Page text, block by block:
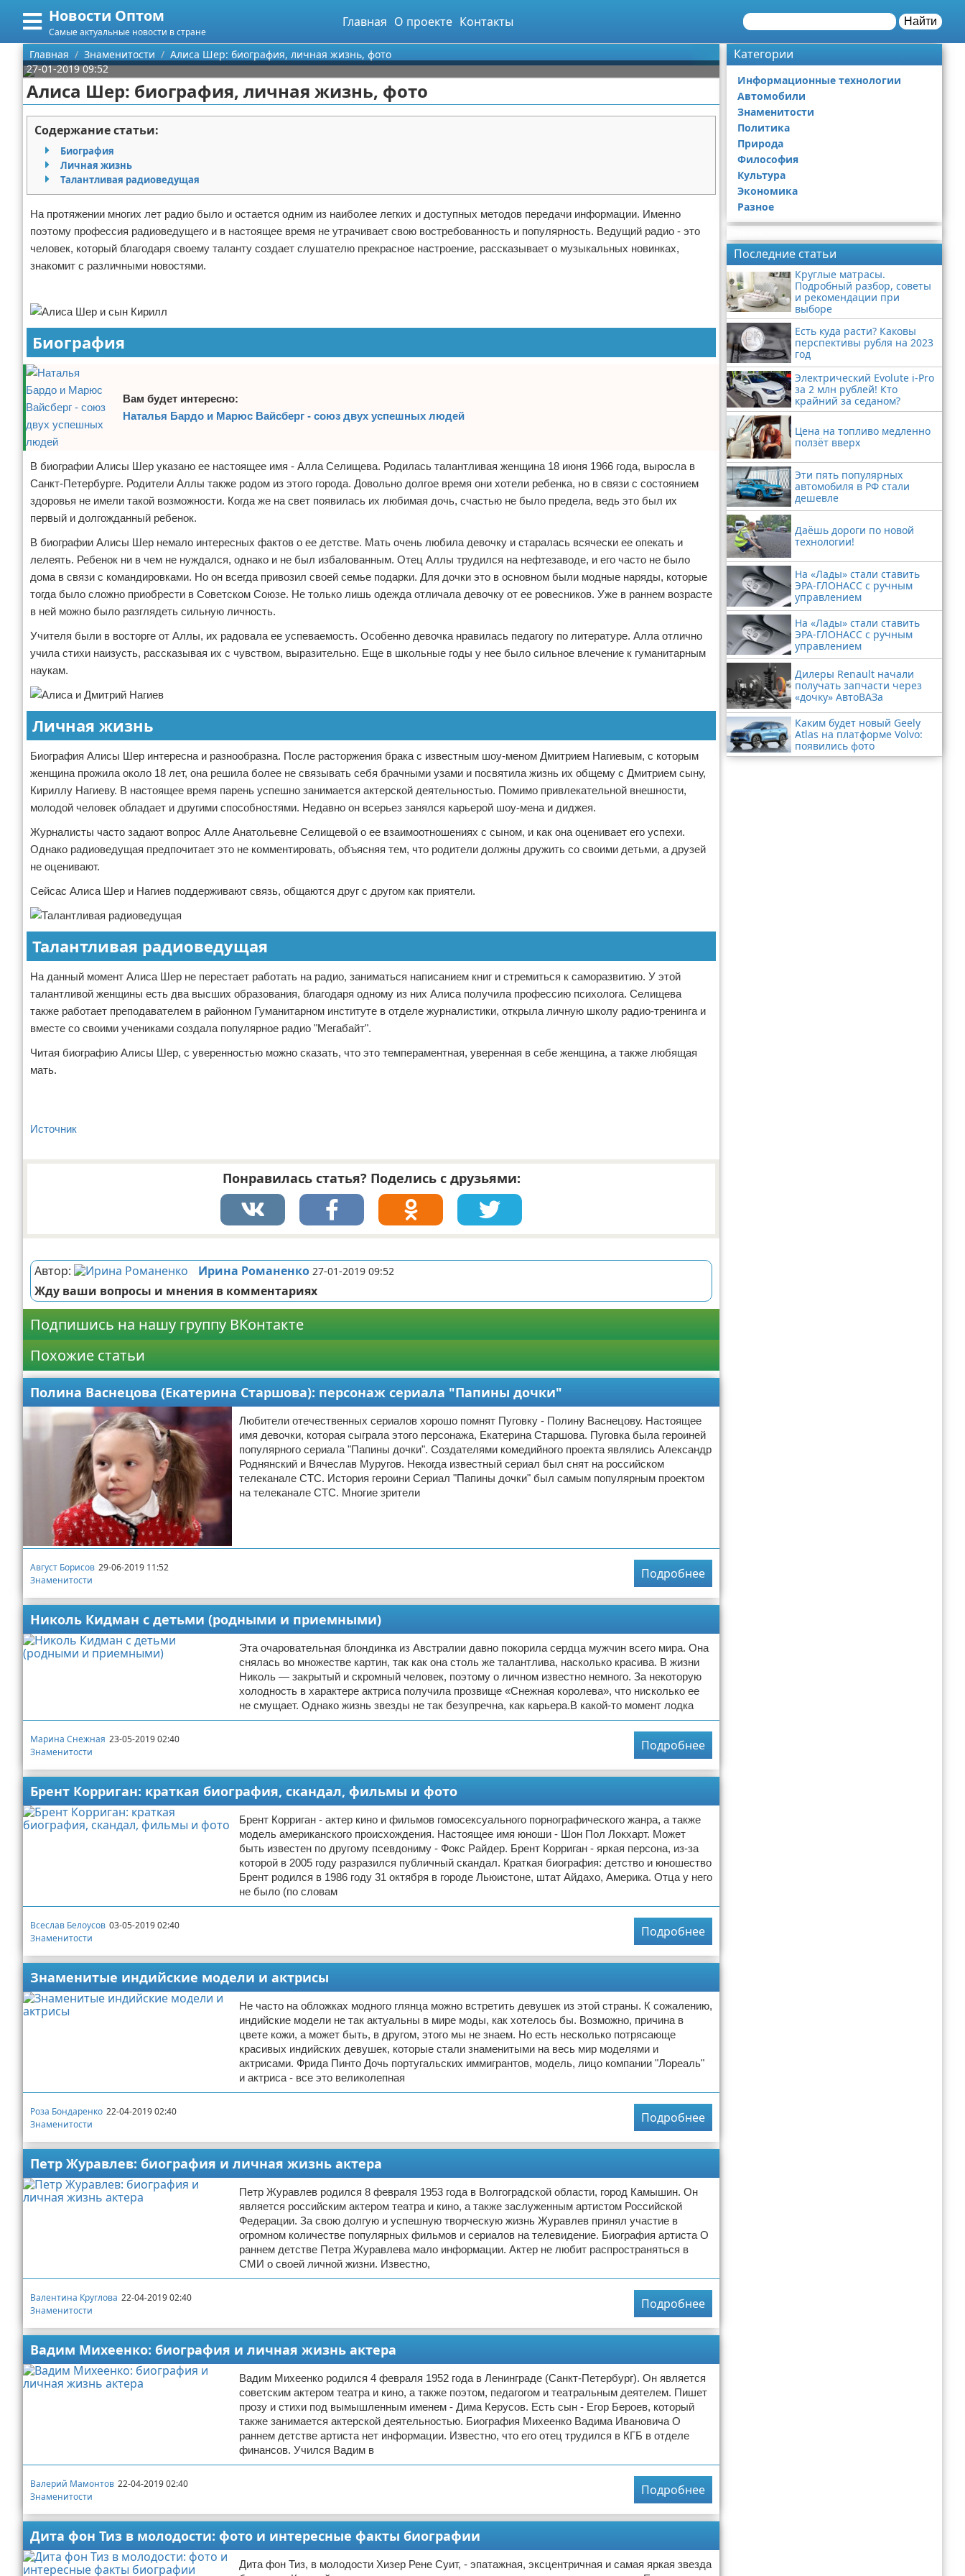
Новости Оптом
Самые актуальные новости в стране
Главная О проекте Контакты Найти
Меню
Главная
Категории
Информационные технологии
Автомобили
Знаменитости
Политика
Природа
Культура
Экономика
Разное
Поиск
О проекте
Контакты
Сотрудничество
Размещение рекламы
Для правообладателей
Условия предоставления информации
Отказ от ответственности
Главная Знаменитости
Алиса Шер: биография, личная жизнь, фото
27-01-2019 09:52
Алиса Шер: биография, личная жизнь, фото
Содержание статьи:
Биография
Личная жизнь
Талантливая радиоведущая
На протяжении многих лет радио было и остается одним из наиболее легких и доступных методов передачи информации. Именно
поэтому профессия радиоведущего и в настоящее время не утрачивает свою востребованность и популярность. Ведущий радио - это
человек, который благодаря своему таланту создает слушателю прекрасное настроение, рассказывает о музыкальных новинках,
знакомит с различными новостями.
Биография
Вам будет интересно:
Наталья Бардо и Марюс Вайсберг - союз двух успешных людей
В биографии Алисы Шер указано ее настоящее имя - Алла Селищева. Родилась талантливая женщина 18 июня 1966 года, выросла в
Санкт-Петербурге. Родители Аллы также родом из этого города. Довольно долгое время они хотели ребенка, но в связи с состоянием
здоровья не имели такой возможности. Когда же на свет появилась их любимая дочь, счастью не было предела, ведь это был их
первый и долгожданный ребенок.
В биографии Алисы Шер немало интересных фактов о ее детстве. Мать очень любила девочку и старалась всячески ее опекать и
лелеять. Ребенок ни в чем не нуждался, однако и не был избалованным. Отец Аллы трудился на нефтезаводе, и его часто не было
дома в связи с командировками. Но он всегда привозил своей семье подарки. Для дочки это в основном были модные наряды, которые
тогда было сложно приобрести в Советском Союзе. Не только лишь одежда отличала девочку от ее ровесников. Уже в раннем возрасте
в ней можно было разглядеть сильную личность.
Учителя были в восторге от Аллы, их радовала ее успеваемость. Особенно девочка нравилась педагогу по литературе. Алла отлично
учила стихи наизусть, рассказывая их с чувством, выразительно. Еще в школьные годы у нее было сильное влечение к гуманитарным
наукам.
Личная жизнь
Биография Алисы Шер интересна и разнообразна. После расторжения брака с известным шоу-меном Дмитрием Нагиевым, с которым
женщина прожила около 18 лет, она решила более не связывать себя брачными узами и посвятила жизнь их общему с Дмитрием сыну,
Кириллу Нагиеву. В настоящее время парень успешно занимается актерской деятельностью. Помимо привлекательной внешности,
молодой человек обладает и другими способностями. Недавно он всерьез занялся карьерой шоу-мена и диджея.
Журналисты часто задают вопрос Алле Анатольевне Селищевой о ее взаимоотношениях с сыном, и как она оценивает его успехи.
Однако радиоведущая предпочитает это не комментировать, объясняя тем, что родители должны дружить со своими детьми, а друзей
не оценивают.
Сейсас Алиса Шер и Нагиев поддерживают связь, общаются друг с другом как приятели.
Талантливая радиоведущая
На данный момент Алиса Шер не перестает работать на радио, заниматься написанием книг и стремиться к саморазвитию. У этой
талантливой женщины есть два высших образования, благодаря одному из них Алиса получила профессию психолога. Селищева
также работает преподавателем в районном Гуманитарном институте в отделе журналистики, открыла личную школу радио-тренинга и
вместе со своими учениками создала популярное радио "Мегабайт".
Читая биографию Алисы Шер, с уверенностью можно сказать, что это темпераментная, уверенная в себе женщина, а также любящая
мать.
Источник
Понравилась статья? Поделись с друзьями:
Автор: Ирина Романенко 27-01-2019 09:52
Жду ваши вопросы и мнения в комментариях
Подпишись на нашу группу ВКонтакте
Похожие статьи
Полина Васнецова (Екатерина Старшова): персонаж сериала "Папины дочки"
Любители отечественных сериалов хорошо помнят Пуговку - Полину Васнецову. Настоящее
имя девочки, которая сыграла этого персонажа, Екатерина Старшова. Пуговка была героиней
популярного сериала "Папины дочки". Создателями комедийного проекта являлись Александр
Роднянский и Вячеслав Муругов. Некогда известный сериал был снят на российском
телеканале СТС. История героини Сериал "Папины дочки" был самым популярным проектом
на телеканале СТС. Многие зрители
Август Борисов 29-06-2019 11:52
Знаменитости
Подробнее
Николь Кидман с детьми (родными и приемными)
Эта очаровательная блондинка из Австралии давно покорила сердца мужчин всего мира. Она
снялась во множестве картин, так как она столь же талантлива, насколько красива. В жизни
Николь — закрытый и скромный человек, поэтому о личном известно немного. За некоторую
холодность в характере актриса получила прозвище «Снежная королева», что нисколько ее
не смущает. Однако жизнь звезды не так безупречна, как карьера.В какой-то момент лодка
Марина Снежная 23-05-2019 02:40
Знаменитости
Подробнее
Брент Корриган: краткая биография, скандал, фильмы и фото
Брент Корриган - актер кино и фильмов гомосексуального порнографического жанра, а также
модель американского происхождения. Настоящее имя юноши - Шон Пол Локхарт. Может
быть известен по другому псевдониму - Фокс Райдер. Брент Корриган - яркая персона, из-за
которой в 2005 году разразился публичный скандал. Краткая биография: детство и юношество
Брент родился в 1986 году 31 октября в городе Льюистоне, штат Айдахо, Америка. Отца у него
не было (по словам
Всеслав Белоусов 03-05-2019 02:40
Знаменитости
Подробнее
Знаменитые индийские модели и актрисы
Не часто на обложках модного глянца можно встретить девушек из этой страны. К сожалению,
индийские модели не так актуальны в мире моды, как хотелось бы. Возможно, причина в
цвете кожи, а может быть, в другом, этого мы не знаем. Но есть несколько потрясающе
красивых индийских девушек, которые стали знаменитыми на весь мир моделями и
актрисами. Фрида Пинто Дочь португальских иммигрантов, модель, лицо компании "Лореаль"
и актриса - все это великолепная
Роза Бондаренко 22-04-2019 02:40
Знаменитости
Подробнее
Петр Журавлев: биография и личная жизнь актера
Петр Журавлев родился 8 февраля 1953 года в Волгоградской области, город Камышин. Он
является российским актером театра и кино, а также заслуженным артистом Российской
Федерации. За свою долгую и успешную творческую жизнь Журавлев принял участие в
огромном количестве популярных фильмов и сериалов на телевидение. Биография артиста О
раннем детстве Петра Журавлева мало информации. Актер не любит распространяться в
СМИ о своей личной жизни. Известно,
Валентина Круглова 22-04-2019 02:40
Знаменитости
Подробнее
Вадим Михеенко: биография и личная жизнь актера
Вадим Михеенко родился 4 февраля 1952 года в Ленинграде (Санкт-Петербург). Он является
советским актером театра и кино, а также поэтом, педагогом и театральным деятелем. Пишет
прозу и стихи под вымышленным именем - Дима Керусов. Есть сын - Егор Бероев, который
также занимается актерской деятельностью. Биография Михеенко Вадима Ивановича О
раннем детстве артиста нет информации. Известно, что его отец трудился в КГБ в отделе
финансов. Учился Вадим в
Валерий Мамонтов 22-04-2019 02:40
Знаменитости
Подробнее
Дита фон Тиз в молодости: фото и интересные факты биографии
Дита фон Тиз, в молодости Хизер Рене Суит, - эпатажная, эксцентричная и самая яркая звезда
Категории
Информационные технологии
Автомобили
Знаменитости
Политика
Природа
Философия
Культура
Экономика
Разное
Последние статьи
Круглые матрасы.
Подробный разбор, советы
и рекомендации при
выборе
Есть куда расти? Каковы
перспективы рубля на 2023
год
Электрический Evolute i-Pro
за 2 млн рублей! Кто
крайний за седаном?
Цена на топливо медленно
ползёт вверх
Эти пять популярных
автомобиля в РФ стали
дешевле
Даёшь дороги по новой
технологии!
На «Лады» стали ставить
ЭРА-ГЛОНАСС с ручным
управлением
На «Лады» стали ставить
ЭРА-ГЛОНАСС с ручным
управлением
Дилеры Renault начали
получать запчасти через
«дочку» АвтоВАЗа
Каким будет новый Geely
Atlas на платформе Volvo:
появились фото